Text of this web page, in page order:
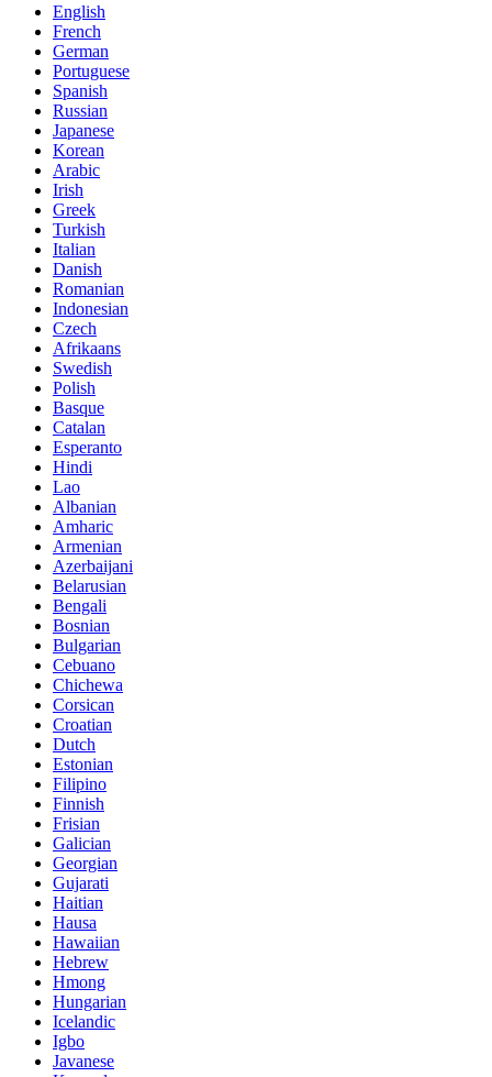
English
French
German
Portuguese
Spanish
Russian
Japanese
Korean
Arabic
Irish
Greek
Turkish
Italian
Danish
Romanian
Indonesian
Czech
Afrikaans
Swedish
Polish
Basque
Catalan
Esperanto
Hindi
Lao
Albanian
Amharic
Armenian
Azerbaijani
Belarusian
Bengali
Bosnian
Bulgarian
Cebuano
Chichewa
Corsican
Croatian
Dutch
Estonian
Filipino
Finnish
Frisian
Galician
Georgian
Gujarati
Haitian
Hausa
Hawaiian
Hebrew
Hmong
Hungarian
Icelandic
Igbo
Javanese